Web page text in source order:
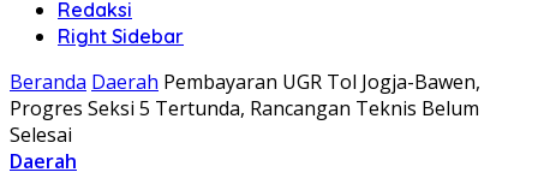
Redaksi
Right Sidebar
Beranda Daerah Pembayaran UGR Tol Jogja-Bawen,
Progres Seksi 5 Tertunda, Rancangan Teknis Belum
Selesai
Daerah